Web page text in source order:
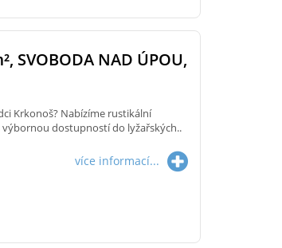
, SVOBODA NAD ÚPOU,
Krkonoš? Nabízíme rustikální
dostupností do lyžařských..
více informací...